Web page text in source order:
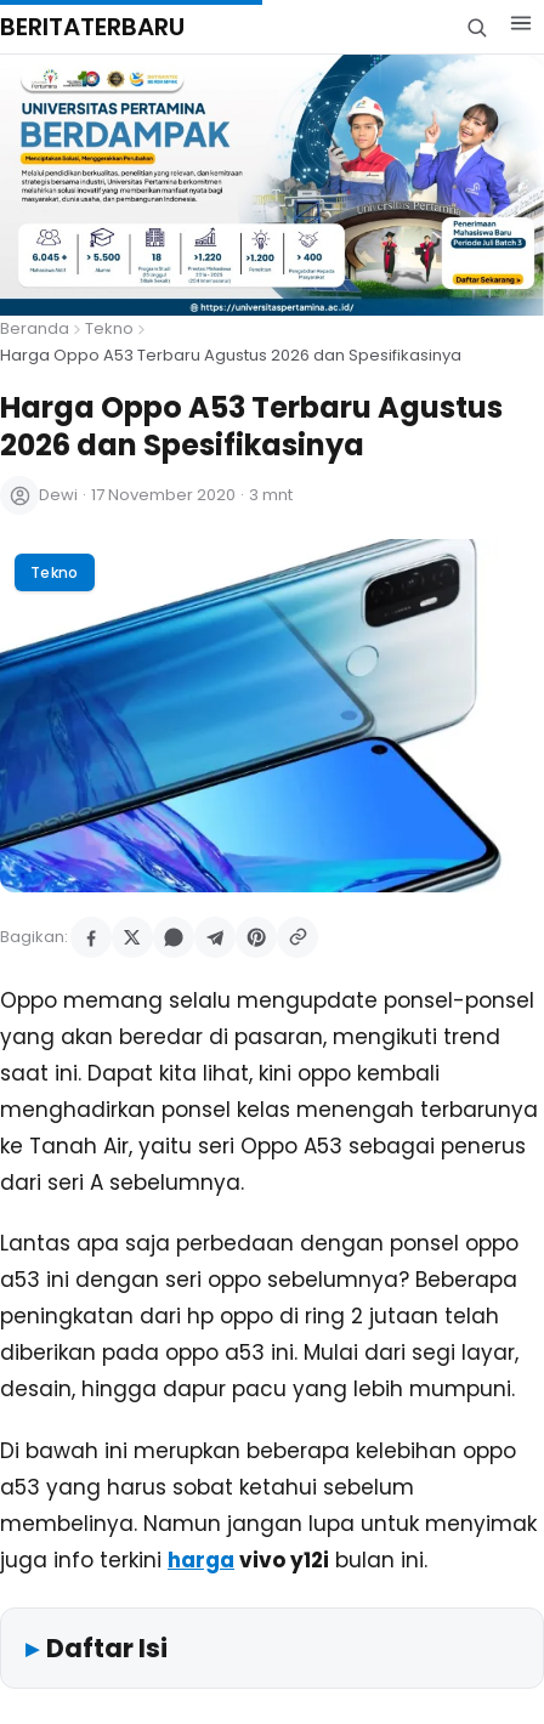
BERITATERBARU
Beranda
Tekno
Harga Oppo A53 Terbaru Agustus 2026 dan Spesifikasinya
Harga Oppo A53 Terbaru Agustus
2026 dan Spesifikasinya
Dewi · 17 November 2020 · 3 mnt
Tekno
Bagikan:
Oppo memang selalu mengupdate ponsel-ponsel
yang akan beredar di pasaran, mengikuti trend
saat ini. Dapat kita lihat, kini oppo kembali
menghadirkan ponsel kelas menengah terbarunya
ke Tanah Air, yaitu seri Oppo A53 sebagai penerus
dari seri A sebelumnya.
Lantas apa saja perbedaan dengan ponsel oppo
a53 ini dengan seri oppo sebelumnya? Beberapa
peningkatan dari hp oppo di ring 2 jutaan telah
diberikan pada oppo a53 ini. Mulai dari segi layar,
desain, hingga dapur pacu yang lebih mumpuni.
Di bawah ini merupkan beberapa kelebihan oppo
a53 yang harus sobat ketahui sebelum
membelinya. Namun jangan lupa untuk menyimak
juga info terkini harga vivo y12i bulan ini.
Daftar Isi